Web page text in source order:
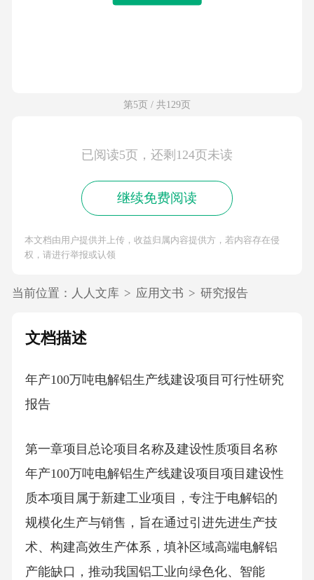
第5页 / 共129页
已阅读5页，还剩124页未读
继续免费阅读
本文档由用户提供并上传，收益归属内容提供方，若内容存在侵
权，请进行举报或认领
当前位置： 人人文库 > 应用文书 > 研究报告
文档描述
年产100万吨电解铝生产线建设项目可行性研究
报告
第一章项目总论项目名称及建设性质项目名称
年产100万吨电解铝生产线建设项目项目建设性
质本项目属于新建工业项目，专注于电解铝的
规模化生产与销售，旨在通过引进先进生产技
术、构建高效生产体系，填补区域高端电解铝
产能缺口，推动我国铝工业向绿色化、智能